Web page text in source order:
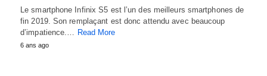
Le smartphone Infinix S5 est l’un des meilleurs smartphones de
fin 2019. Son remplaçant est donc attendu avec beaucoup
d’impatience.… Read More
6 ans ago